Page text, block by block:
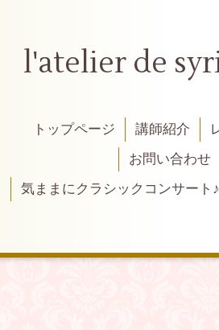
l'atelier de
トップページ 講師紹介
お問い合わせ
気ままにクラシックコンサート